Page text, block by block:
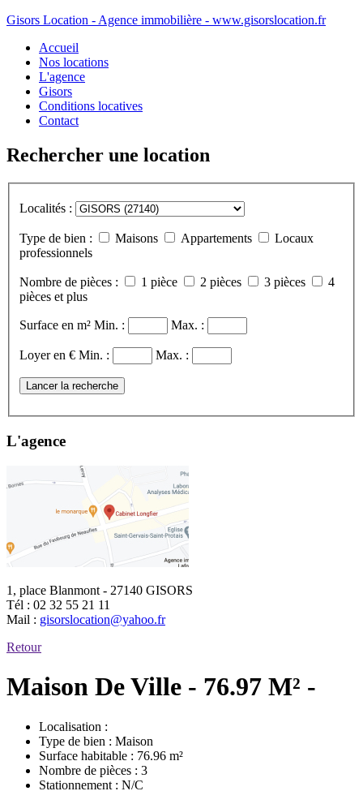
Gisors Location - Agence immobilière - www.gisorslocation.fr
Accueil
Nos locations
L'agence
Gisors
Conditions locatives
Contact
Rechercher une location
Localités :
Type de bien : Maisons Appartements
Locaux
professionnels
Nombre de pièces : 1 pièce 2 pièces 3 pièces
4
pièces et plus
Surface en m² Min. : Max. :
Loyer en € Min. : Max. :
Lancer la recherche
L'agence
1, place Blanmont - 27140 GISORS
Tél : 02 32 55 21 11
Mail : gisorslocation@yahoo.fr
Retour
Maison De Ville - 76.97 M² -
Localisation :
Type de bien : Maison
Surface habitable : 76.96 m²
Nombre de pièces : 3
Stationnement : N/C